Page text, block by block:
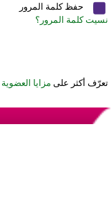
حفظ كلمة المرور
نسيت كلمة المرور؟
تعرّف أكثر على مزايا العضوية